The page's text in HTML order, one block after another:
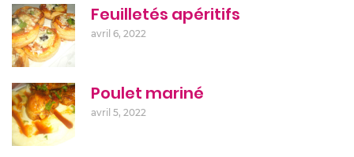
Feuilletés apéritifs
avril 6, 2022
Poulet mariné
avril 5, 2022